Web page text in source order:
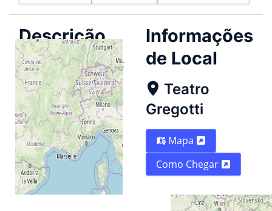
Descrição
Organized by Sputnix.it
Informações
de Local
Teatro
Gregotti
Mapa
Como Chegar